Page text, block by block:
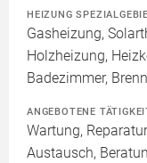
HEIZUNG
Gasheizung,
Holzheizung,
Badezimmer,
ANGEBOTENE
Wartung,
Austausch,